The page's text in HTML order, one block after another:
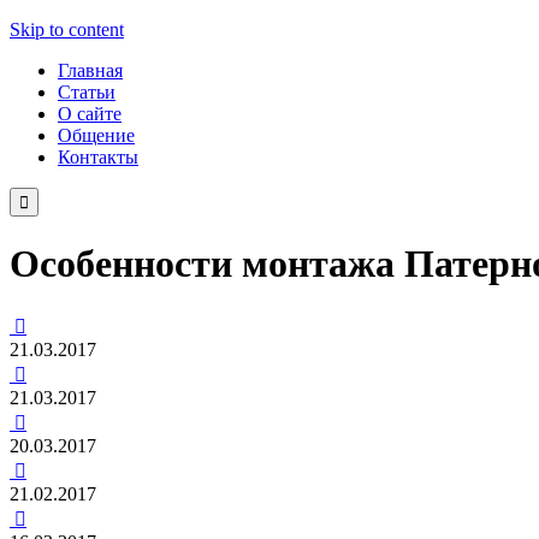
Skip to content
Главная
Статьи
О сайте
Общение
Контакты

Особенности монтажа

21.03.2017

21.03.2017

20.03.2017

21.02.2017
